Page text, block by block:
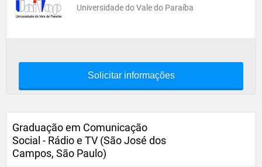
Universidade do Vale do Paraíba
Solicitar informações
Graduação em Comunicação
Social - Rádio e TV (São José dos
Campos, São Paulo)